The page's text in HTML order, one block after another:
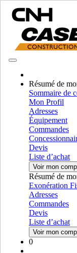
Résumé de
Sommaire de
Mon Profil
Adresses
Équipement
Commandes
Devis
Liste d’achat
Voir mon
Résumé de
Exonération
Adresses
Commandes
Devis
Liste d’achat
Voir mon
0
Sélectionner marque
Fermer le Menu
ÉQUIPEMENT
ÉQUIPEMENT
Moteur
Carter Carter
Fpt Fpt
Fpt Fpt
Moteur